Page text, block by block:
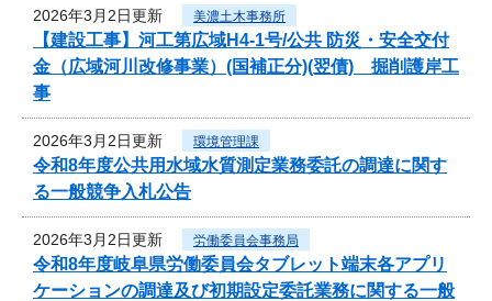
2026年3月2日更新 美濃土木事務所
【建設工事】河工第広域H4-1号/公共 防災・安全交付
金（広域河川改修事業）(国補正分)(翌債) 掘削護岸工
事
2026年3月2日更新 環境管理課
令和8年度公共用水域水質測定業務委託の調達に関す
る一般競争入札公告
2026年3月2日更新 労働委員会事務局
令和8年度岐阜県労働委員会タブレット端末各アプリ
ケーションの調達及び初期設定委託業務に関する一般